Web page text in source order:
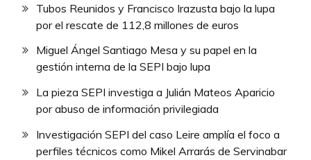
Tubos Reunidos y Francisco Irazusta bajo la lupa
por el rescate de 112,8 millones de euros
Miguel Ángel Santiago Mesa y su papel en la
gestión interna de la SEPI bajo lupa
La pieza SEPI investiga a Julián Mateos Aparicio
por abuso de información privilegiada
Investigación SEPI del caso Leire amplía el foco a
perfiles técnicos como Mikel Arrarás de Servinabar